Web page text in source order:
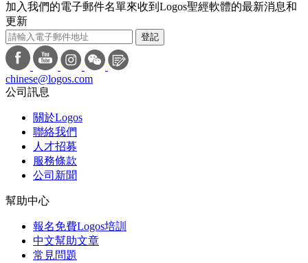
加入我們的電子郵件名單來收到Logos聖經軟體的最新消息和
更新
登記
chinese@logos.com
公司訊息
關於Logos
聯絡我們
人才招募
服務條款
公司新聞
幫助中心
報名免費Logos培訓
中文幫助文章
常見問題